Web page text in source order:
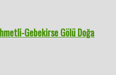
Gebekirse Gölü Doğa